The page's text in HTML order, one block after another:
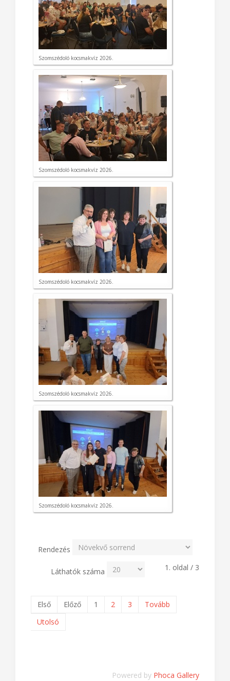
Szomszédoló kocsmakvíz 2026.
Szomszédoló kocsmakvíz 2026.
Szomszédoló kocsmakvíz 2026.
Szomszédoló kocsmakvíz 2026.
Szomszédoló kocsmakvíz 2026.
Rendezés
Láthatók száma 1. oldal / 3
Első Előző 1 2 3
Tovább
Utolsó
Powered by Phoca Gallery